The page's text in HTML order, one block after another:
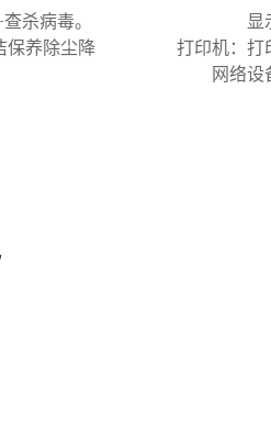
杀病毒。
保养除尘降
显
打印机：打
网络设